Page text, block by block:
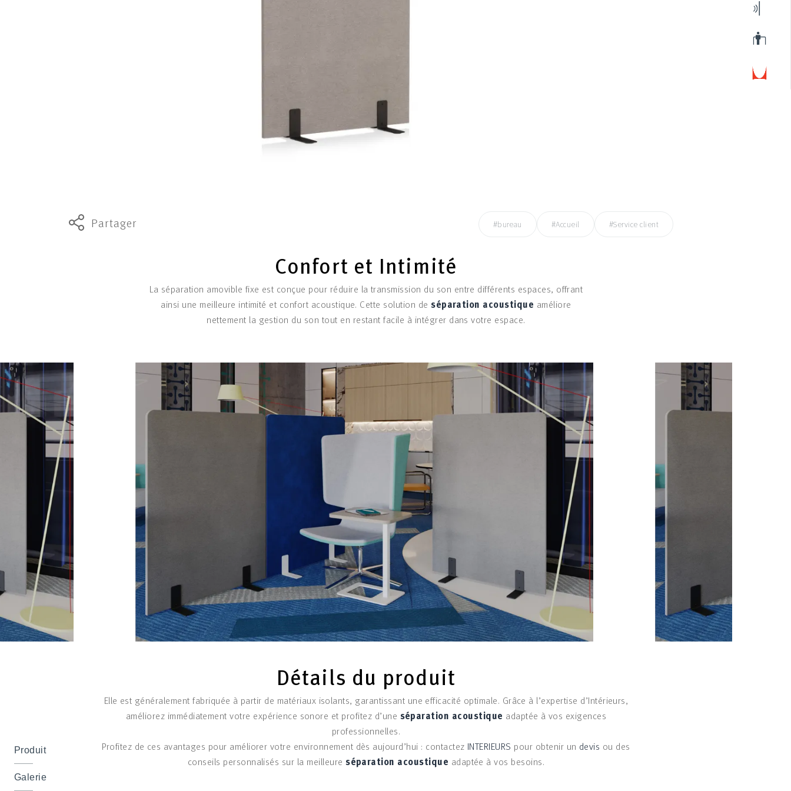
Produit
Galerie
#bureau #Accueil #Service client
Partager
Confort et Intimité
La séparation amovible fixe est conçue pour réduire la transmission du son entre différents espaces, offrant
ainsi une meilleure intimité et confort acoustique. Cette solution deséparation acoustique améliore
nettement la gestion du son tout en restant facile à intégrer dans votre espace.
Détails du produit
Elle est généralement fabriquée à partir de matériaux isolants, garantissant une efficacité optimale. Grâce à l’expertise d’Intérieurs,
améliorez immédiatement votre expérience sonore et profitez d’une séparation acoustique adaptée à vos exigences
professionnelles.
Profitez de ces avantages pour améliorer votre environnement dès aujourd’hui : contactez INTERIEURS pour obtenir un devis ou des
conseils personnalisés sur la meilleureséparation acoustique adaptée à vos besoins.